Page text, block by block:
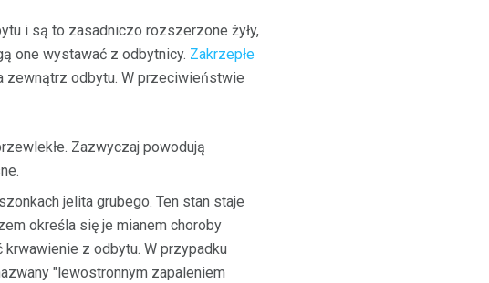
i są to zasadniczo rozszerzone żyły,
one wystawać z odbytnicy. Zakrzepłe
zewnątrz odbytu. W przeciwieństwie
Zazwyczaj powodują
jelita grubego. Ten stan staje
określa się je mianem choroby
z odbytu. W przypadku
"lewostronnym zapaleniem